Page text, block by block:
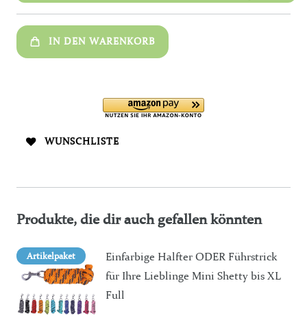
IN DEN WARENKORB
WUNSCHLISTE
Produkte, die dir auch gefallen könnten
Artikelpaket
Einfarbige Halfter ODER Führstrick
für Ihre Lieblinge Mini Shetty bis XL
Full